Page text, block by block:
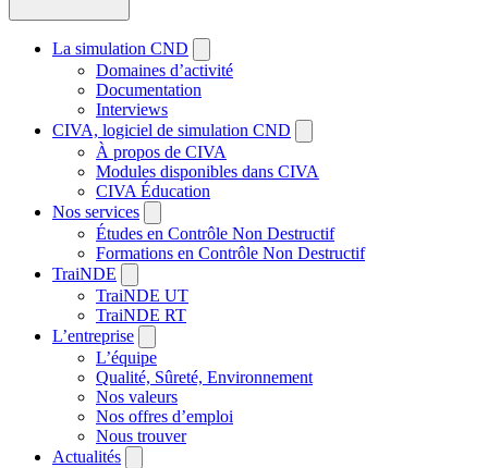
La simulation CND
Domaines d’activité
Documentation
Interviews
CIVA, logiciel de simulation CND
À propos de CIVA
Modules disponibles dans CIVA
CIVA Éducation
Nos services
Études en Contrôle Non Destructif
Formations en Contrôle Non Destructif
TraiNDE
TraiNDE UT
TraiNDE RT
L’entreprise
L’équipe
Qualité, Sûreté, Environnement
Nos valeurs
Nos offres d’emploi
Nous trouver
Actualités